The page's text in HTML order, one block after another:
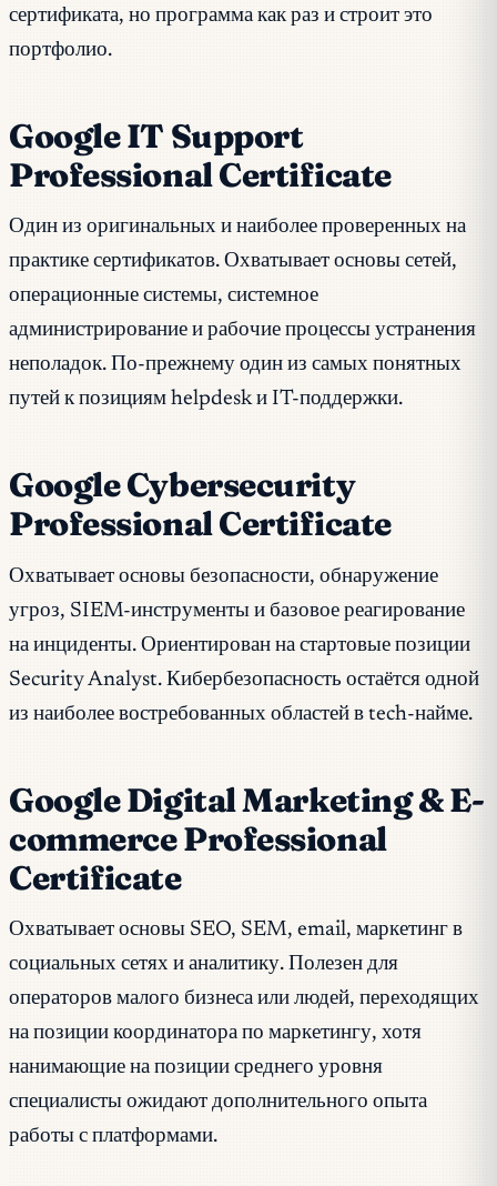
сертификата, но программа как раз и строит это
портфолио.
Google IT Support
Professional Certificate
Один из оригинальных и наиболее проверенных на
практике сертификатов. Охватывает основы сетей,
операционные системы, системное
администрирование и рабочие процессы устранения
неполадок. По-прежнему один из самых понятных
путей к позициям helpdesk и IT-поддержки.
Google Cybersecurity
Professional Certificate
Охватывает основы безопасности, обнаружение
угроз, SIEM-инструменты и базовое реагирование
на инциденты. Ориентирован на стартовые позиции
Security Analyst. Кибербезопасность остаётся одной
из наиболее востребованных областей в tech-найме.
Google Digital Marketing & E-
commerce Professional
Certificate
Охватывает основы SEO, SEM, email, маркетинг в
социальных сетях и аналитику. Полезен для
операторов малого бизнеса или людей, переходящих
на позиции координатора по маркетингу, хотя
нанимающие на позиции среднего уровня
специалисты ожидают дополнительного опыта
работы с платформами.